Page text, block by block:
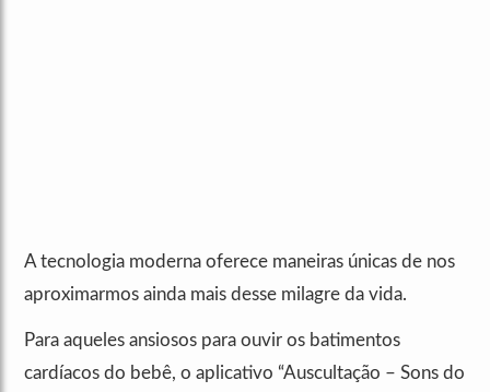
A tecnologia moderna oferece maneiras únicas de nos
aproximarmos ainda mais desse milagre da vida.
Para aqueles ansiosos para ouvir os batimentos
cardíacos do bebê, o aplicativo “Auscultação – Sons do